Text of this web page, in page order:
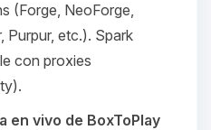
(Forge, NeoForge,
Purpur, etc.). Spark
con proxies
en vivo de BoxToPlay